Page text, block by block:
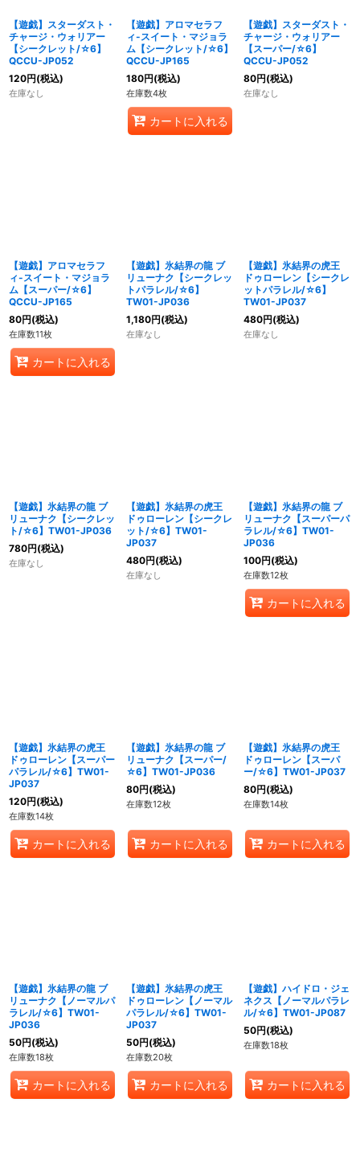
【遊戯】スターダスト・
チャージ・ウォリアー
【シークレット/☆6】
QCCU-JP052
120円(税込)
在庫なし
【遊戯】アロマセラフ
ィ-スイート・マジョラ
ム【シークレット/☆6】
QCCU-JP165
180円(税込)
在庫数4枚
カートに入れる
【遊戯】スターダスト・
チャージ・ウォリアー
【スーパー/☆6】
QCCU-JP052
80円(税込)
在庫なし
【遊戯】アロマセラフ
ィ-スイート・マジョラ
ム【スーパー/☆6】
QCCU-JP165
80円(税込)
在庫数11枚
カートに入れる
【遊戯】氷結界の龍 ブ
リューナク【シークレッ
トパラレル/☆6】
TW01-JP036
1,180円(税込)
在庫なし
【遊戯】氷結界の虎王
ドゥローレン【シークレ
ットパラレル/☆6】
TW01-JP037
480円(税込)
在庫なし
【遊戯】氷結界の龍 ブ
リューナク【シークレッ
ト/☆6】TW01-JP036
780円(税込)
在庫なし
【遊戯】氷結界の虎王
ドゥローレン【シークレ
ット/☆6】TW01-
JP037
480円(税込)
在庫なし
【遊戯】氷結界の龍 ブ
リューナク【スーパーパ
ラレル/☆6】TW01-
JP036
100円(税込)
在庫数12枚
カートに入れる
【遊戯】氷結界の虎王
ドゥローレン【スーパー
パラレル/☆6】TW01-
JP037
120円(税込)
在庫数14枚
カートに入れる
【遊戯】氷結界の龍 ブ
リューナク【スーパー/
☆6】TW01-JP036
80円(税込)
在庫数12枚
カートに入れる
【遊戯】氷結界の虎王
ドゥローレン【スーパ
ー/☆6】TW01-JP037
80円(税込)
在庫数14枚
カートに入れる
【遊戯】氷結界の龍 ブ
リューナク【ノーマルパ
ラレル/☆6】TW01-
JP036
50円(税込)
在庫数18枚
カートに入れる
【遊戯】氷結界の虎王
ドゥローレン【ノーマル
パラレル/☆6】TW01-
JP037
50円(税込)
在庫数20枚
カートに入れる
【遊戯】ハイドロ・ジェ
ネクス【ノーマルパラレ
ル/☆6】TW01-JP087
50円(税込)
在庫数18枚
カートに入れる